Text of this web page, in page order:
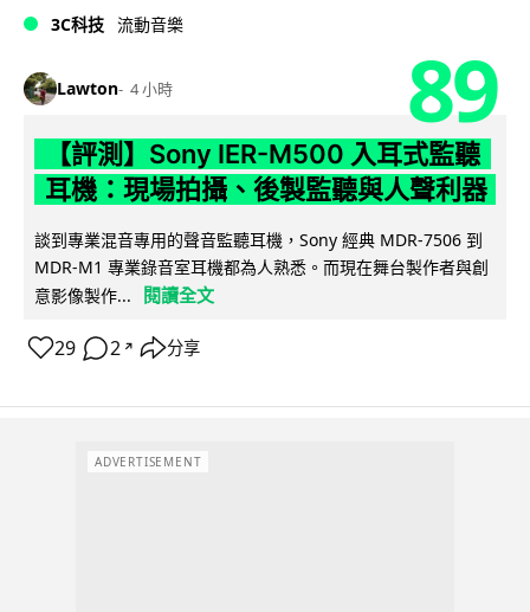
3C科技 流動音樂
Lawton 4 小時 89
【評測】Sony IER-M500 入耳式監聽
耳機：現場拍攝、後製監聽與人聲利器
談到專業混音專用的聲音監聽耳機，Sony 經典 MDR-7506 到
MDR-M1 專業錄音室耳機都為人熟悉。而現在舞台製作者與創
意影像製作...
閱讀全文
29 2 ↗ 分享
ADVERTISEMENT